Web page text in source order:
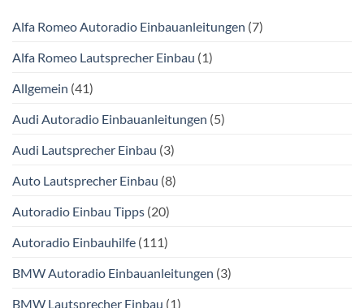
Alfa Romeo Autoradio Einbauanleitungen (7)
Alfa Romeo Lautsprecher Einbau (1)
Allgemein (41)
Audi Autoradio Einbauanleitungen (5)
Audi Lautsprecher Einbau (3)
Auto Lautsprecher Einbau (8)
Autoradio Einbau Tipps (20)
Autoradio Einbauhilfe (111)
BMW Autoradio Einbauanleitungen (3)
BMW Lautsprecher Einbau (1)